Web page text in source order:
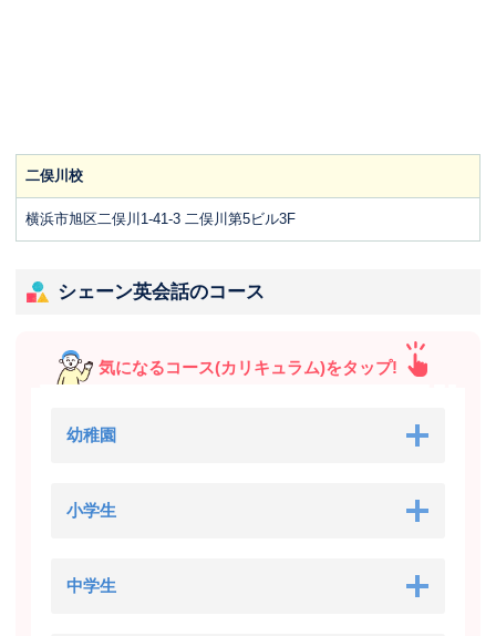
二俣川校
横浜市旭区二俣川1-41-3 二俣川第5ビル3F
シェーン英会話のコース
気になるコース(カリキュラム)をタップ!
幼稚園
小学生
中学生